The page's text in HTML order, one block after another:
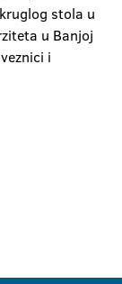
stola u
u Banjoj
i